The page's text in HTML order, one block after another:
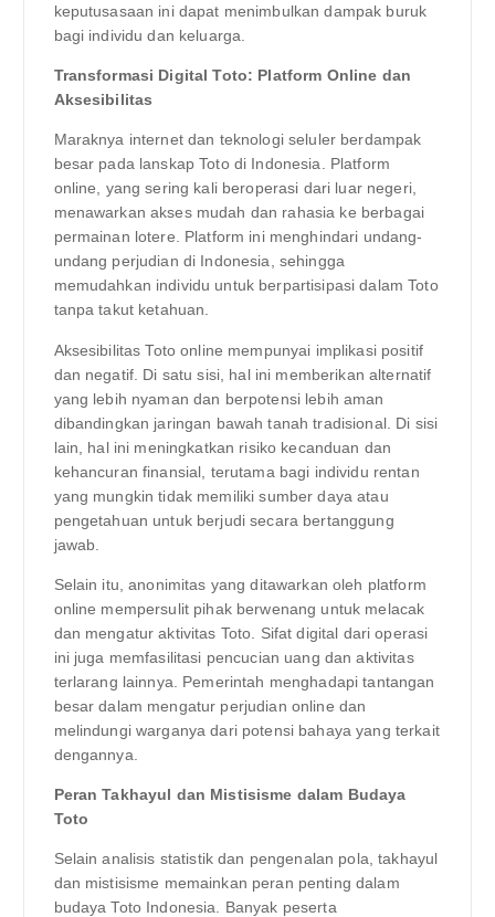
keputusasaan ini dapat menimbulkan dampak buruk
bagi individu dan keluarga.
Transformasi Digital Toto: Platform Online dan
Aksesibilitas
Maraknya internet dan teknologi seluler berdampak
besar pada lanskap Toto di Indonesia. Platform
online, yang sering kali beroperasi dari luar negeri,
menawarkan akses mudah dan rahasia ke berbagai
permainan lotere. Platform ini menghindari undang-
undang perjudian di Indonesia, sehingga
memudahkan individu untuk berpartisipasi dalam Toto
tanpa takut ketahuan.
Aksesibilitas Toto online mempunyai implikasi positif
dan negatif. Di satu sisi, hal ini memberikan alternatif
yang lebih nyaman dan berpotensi lebih aman
dibandingkan jaringan bawah tanah tradisional. Di sisi
lain, hal ini meningkatkan risiko kecanduan dan
kehancuran finansial, terutama bagi individu rentan
yang mungkin tidak memiliki sumber daya atau
pengetahuan untuk berjudi secara bertanggung
jawab.
Selain itu, anonimitas yang ditawarkan oleh platform
online mempersulit pihak berwenang untuk melacak
dan mengatur aktivitas Toto. Sifat digital dari operasi
ini juga memfasilitasi pencucian uang dan aktivitas
terlarang lainnya. Pemerintah menghadapi tantangan
besar dalam mengatur perjudian online dan
melindungi warganya dari potensi bahaya yang terkait
dengannya.
Peran Takhayul dan Mistisisme dalam Budaya
Toto
Selain analisis statistik dan pengenalan pola, takhayul
dan mistisisme memainkan peran penting dalam
budaya Toto Indonesia. Banyak peserta